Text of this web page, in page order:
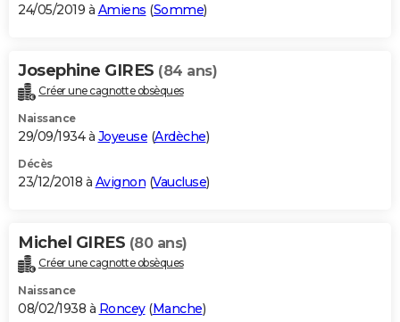
24/05/2019 à Amiens (Somme)
Josephine GIRES (84 ans)
Créer une cagnotte obsèques
Naissance
29/09/1934 à Joyeuse (Ardèche)
Décès
23/12/2018 à Avignon (Vaucluse)
Michel GIRES (80 ans)
Créer une cagnotte obsèques
Naissance
08/02/1938 à Roncey(Manche)